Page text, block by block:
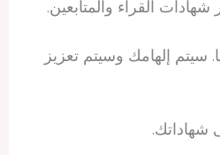
القراء والمتابعين.
سيتم إلهامك وسيتم تعزيز
شهاداتك.